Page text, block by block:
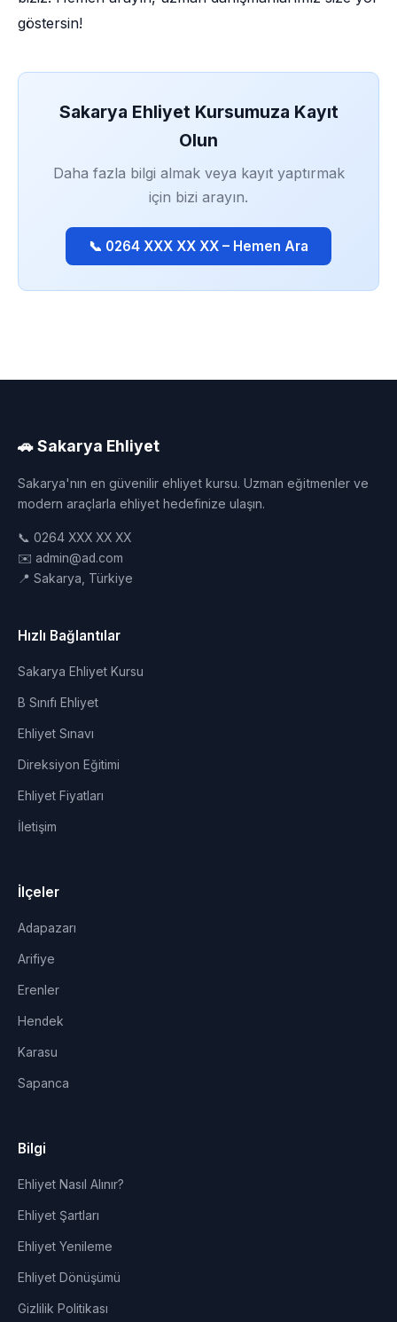
göstersin!
Sakarya Ehliyet Kursumuza Kayıt
Olun
Daha fazla bilgi almak veya kayıt yaptırmak
için bizi arayın.
📞 0264 XXX XX XX – Hemen Ara
🚗 Sakarya Ehliyet
Sakarya'nın en güvenilir ehliyet kursu. Uzman eğitmenler ve
modern araçlarla ehliyet hedefinize ulaşın.
📞 0264 XXX XX XX
✉️ admin@ad.com
📍 Sakarya, Türkiye
Hızlı Bağlantılar
Sakarya Ehliyet Kursu
B Sınıfı Ehliyet
Ehliyet Sınavı
Direksiyon Eğitimi
Ehliyet Fiyatları
İletişim
İlçeler
Adapazarı
Arifiye
Erenler
Hendek
Karasu
Sapanca
Bilgi
Ehliyet Nasıl Alınır?
Ehliyet Şartları
Ehliyet Yenileme
Ehliyet Dönüşümü
Gizlilik Politikası